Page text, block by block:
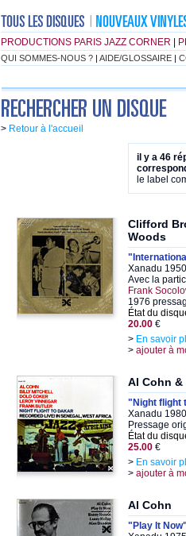
PRODUCTIONS PARIS JAZZ CORNER
QUI SOMMES-NOUS ? | AIDE/GLOSSAIRE |
> Retour à l'accueil
il y a 46
le label
Clifford
Woods
Xanadu
Avec la
Frank
1976
État du
20.00 €
> En savoir
> ajouter à
Al Cohn
"Night flight
Xanadu
Pressage
État du
25.00 €
> En savoir
> ajouter à
Al Cohn
"Play It